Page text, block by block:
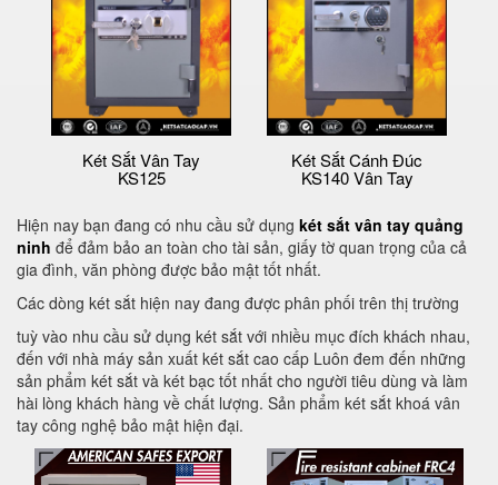
Két Sắt Vân Tay
KS125
Két Sắt Cánh Đúc
KS140 Vân Tay
Hiện nay bạn đang có nhu cầu sử dụng két sắt vân tay quảng
ninh để đảm bảo an toàn cho tài sản, giấy tờ quan trọng của cả
gia đình, văn phòng được bảo mật tốt nhất.
Các dòng két sắt hiện nay đang được phân phối trên thị trường
tuỳ vào nhu cầu sử dụng két sắt với nhiều mục đích khách nhau,
đến với nhà máy sản xuất két sắt cao cấp Luôn đem đến những
sản phẩm két sắt và két bạc tốt nhất cho người tiêu dùng và làm
hài lòng khách hàng về chất lượng. Sản phẩm két sắt khoá vân
tay công nghệ bảo mật hiện đại.